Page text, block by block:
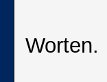
Worten.